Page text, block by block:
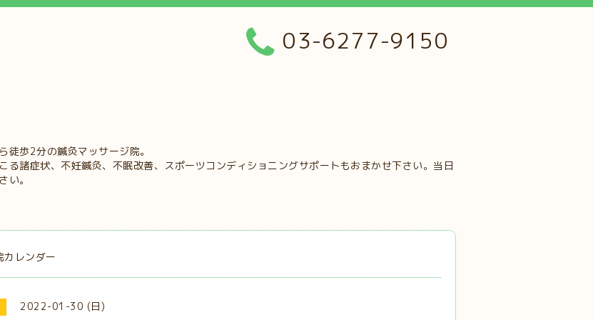
徒歩2分の鍼灸マッサージ院。
る諸症状、不妊鍼灸、不眠改善、スポーツコンディショニングサポートもおまかせ下さい。当日
い。
03-6277-9150
カレンダー
2022-01-30 (日)